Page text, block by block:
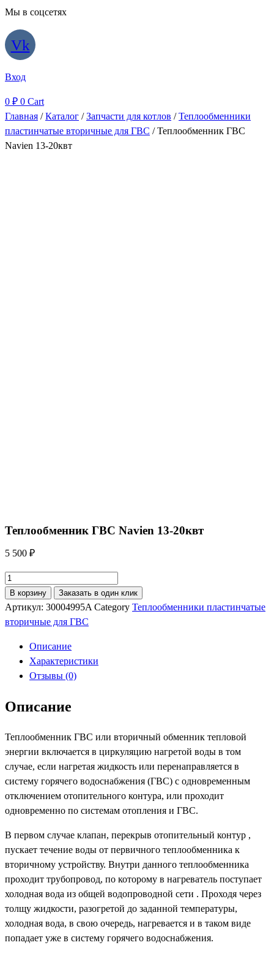
Мы в соцсетях
Vk
Вход
0 ₽ 0 Cart
Главная /Каталог /Запчасти для котлов /Теплообменники
пластинчатые вторичные для ГВС / Теплообменник ГВС
Navien 13-20квт
Теплообменник ГВС Navien 13-20квт
5 500 ₽
Количество
товара
Теплообменник
ГВС
20квт
В корзину Заказать в один клик
Артикул: 30004995A Category Теплообменники пластинчатые
вторичные для ГВС
Описание
Характеристики
Отзывы (0)
Описание
Теплообменник ГВС или вторичный обменник тепловой
энергии включается в циркуляцию нагретой воды в том
случае, если нагретая жидкость или перенаправляется в
систему горячего водоснабжения (ГВС) с одновременным
отключением отопительного контура, или проходит
одновременно по системам отопления и ГВС.
В первом случае клапан, перекрыв отопительный контур ,
пускает течение воды от первичного теплообменника к
вторичному устройству. Внутри данного теплообменника
проходит трубопровод, по которому в нагреватель поступает
холодная вода из общей водопроводной сети . Проходя через
толщу жидкости, разогретой до заданной температуры,
холодная вода, в свою очередь, нагревается и в таком виде
попадает уже в систему горячего водоснабжения.